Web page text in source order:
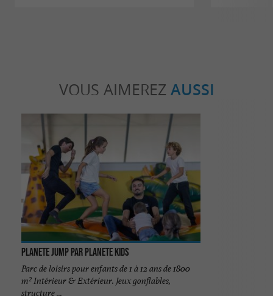
VOUS AIMEREZ AUSSI
Planete Jump par Planete Kids
Parc de loisirs pour enfants de 1 à 12 ans de 1800
m² Intérieur & Extérieur. Jeux gonflables,
structure ...